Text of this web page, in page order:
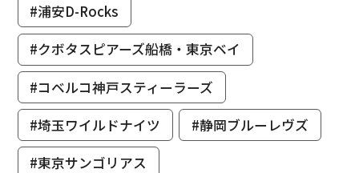
#浦安D-Rocks
#クボタスピアーズ船橋・東京ベイ
#コベルコ神戸スティーラーズ
#埼玉ワイルドナイツ
#静岡ブルーレヴズ
#東京サンゴリアス